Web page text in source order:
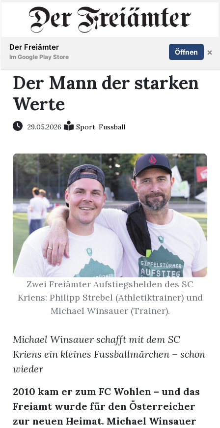
Immobilien
Veranstaltungen
Stellen
Paper
Newsletter
App
Inserieren Abonnieren Anmelden
Der Mann der starken
Werte
29.05.2026 Sport,Fussball
Zwei Freiämter Aufstiegshelden des SC
Kriens: Philipp Strebel (Athletiktrainer) und
Michael Winsauer (Trainer).
Michael Winsauer schafft mit dem SC
Kriens ein kleines Fussballmärchen – schon
wieder
2010 kam er zum FC Wohlen – und das
Freiamt wurde für den Österreicher
zur neuen Heimat. Michael Winsauer
Der Freiämter
Im Google Play Store
Öffnen ×